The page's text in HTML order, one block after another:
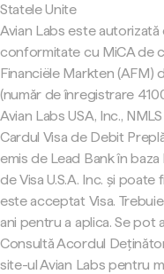
Statele Unite
Avian Labs este autorizată
conformitate cu MiCA de
Financiële Markten (AFM)
(număr de înregistrare
Avian Labs USA, Inc.,
Cardul Visa de Debit
emis de Lead Bank în
de Visa U.S.A. Inc. și
este acceptat Visa.
ani pentru a aplica. Se pot
Consultă Acordul
site-ul Avian Labs pentru